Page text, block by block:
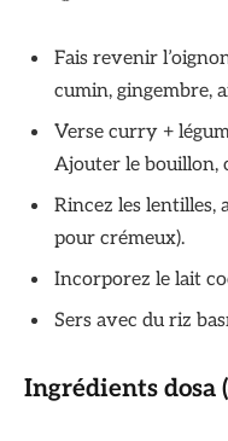
Fais revenir
cumin, gingembre,
Verse curry +
Ajouter le bouillon,
Rincez les lentilles,
pour crémeux).
Incorporez le lait
Sers avec du riz
Ingrédients dosa